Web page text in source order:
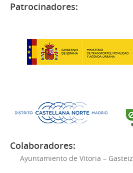
Patrocinadores:
Colaboradores:
Ayuntamiento de Vitoria – Gasteiz